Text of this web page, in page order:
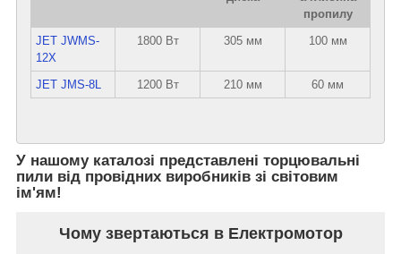
пропилу
JET JWMS-
12X
1800 Вт 305 мм 100 мм
JET JMS-8L 1200 Вт 210 мм 60 мм
У нашому каталозі представлені торцювальні
пили від провідних виробників зі світовим
ім'ям!
Чому звертаються в Електромотор